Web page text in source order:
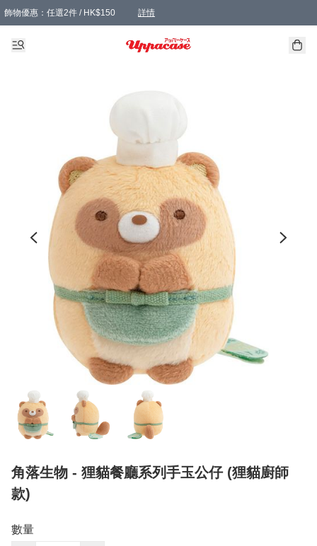
飾物優惠：任選2件 / HK$150 詳情
髮飾優惠：任選2件 / HK$100 詳情
精選襪子優惠：任選3對 / HK$115 詳情
滿額免運：本地訂單滿港幣350元可享免運費優惠
角落生物 - 狸貓餐廳系列手玉公仔 (狸貓廚師
款)
數量